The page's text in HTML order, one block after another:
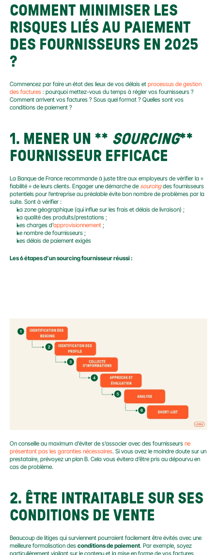
COMMENT MINIMISER LES
RISQUES LIÉS AU PAIEMENT
DES FOURNISSEURS EN 2025
?
Commencez par faire un état des lieux de vos délais et processus de gestion
des factures : pourquoi mettez-vous du temps à régler vos fournisseurs ?
Comment arrivent vos factures ? Sous quel format ? Quelles sont vos
conditions de paiement ?
1. MENER UN ** SOURCING
FOURNISSEUR EFFICACE
La Banque de France recommande à juste titre aux employeurs de vérifier la «
fiabilité » de leurs clients. Engager une démarche de sourcing des fournisseurs
potentiels pour l’entreprise au préalable évite bon nombre de problèmes par la
suite. Sont à vérifier :
La zone géographique (qui influe sur les frais et délais de livraison) ;
La qualité des produits/prestations ;
Les charges d’approvisionnement ;
Le nombre de fournisseurs ;
Les délais de paiement exigés
Les 6 étapes d’un sourcing fournisseur réussi :
On conseille au maximum d’éviter de s’associer avec des fournisseurs ne
présentant pas les garanties nécessaires. Si vous avez le moindre doute sur un
prestataire, prévoyez un plan B. Cela vous évitera d’être pris au dépourvu en
cas de problème.
2. ÊTRE INTRAITABLE SUR SES
CONDITIONS DE VENTE
Beaucoup de litiges qui surviennent pourraient facilement être évités avec une
meilleure formalisation des conditions de paiement. Par exemple, soyez
particulièrement vigilant sur le contenu et la mise en forme de vos factures,